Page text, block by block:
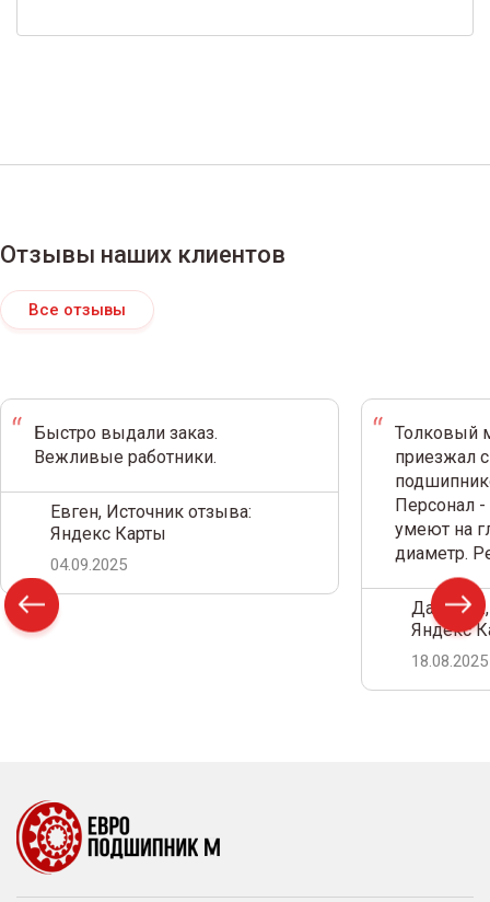
Отзывы наших клиентов
Все отзывы
Быстро выдали заказ.
Вежливые работники.
Евген, Источник отзыва:
Яндекс Карты
04.09.2025
Толковый
приезжал
Персонал
умеют на
диаметр.
Дамир
Яндекс
18.08.2025